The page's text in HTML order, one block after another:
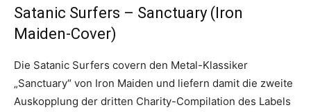
Satanic Surfers – Sanctuary (Iron
Maiden-Cover)
Die Satanic Surfers covern den Metal-Klassiker
„Sanctuary“ von Iron Maiden und liefern damit die zweite
Auskopplung der dritten Charity-Compilation des Labels